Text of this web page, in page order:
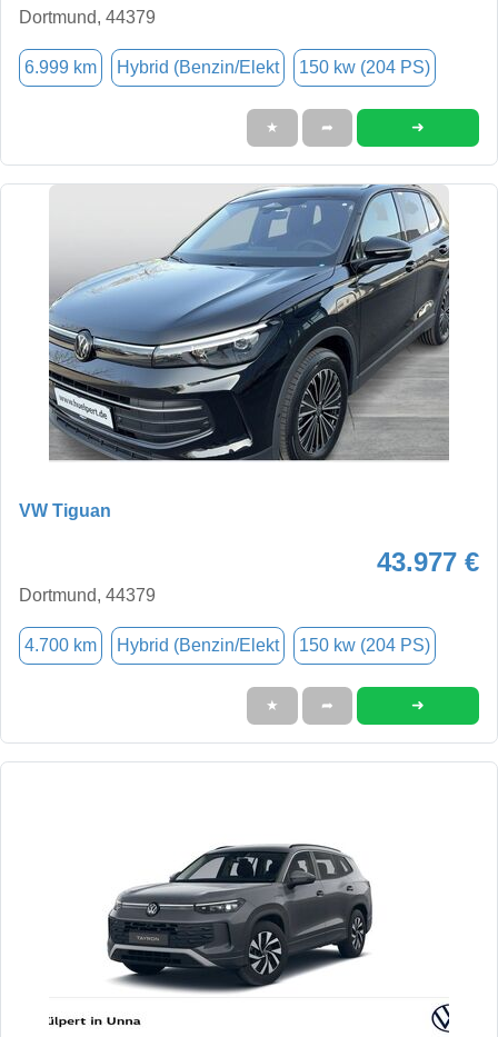
Dortmund, 44379
6.999 km Hybrid (Benzin/Elekt 150 kw (204 PS)
★ ➦ ➜
VW Tiguan
43.977 €
Dortmund, 44379
4.700 km Hybrid (Benzin/Elekt 150 kw (204 PS)
★ ➦ ➜